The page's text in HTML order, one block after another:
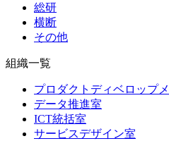
総研
横断
その他
組織一覧
プロダクトディベロップ
データ推進室
ICT統括室
サービスデザイン室